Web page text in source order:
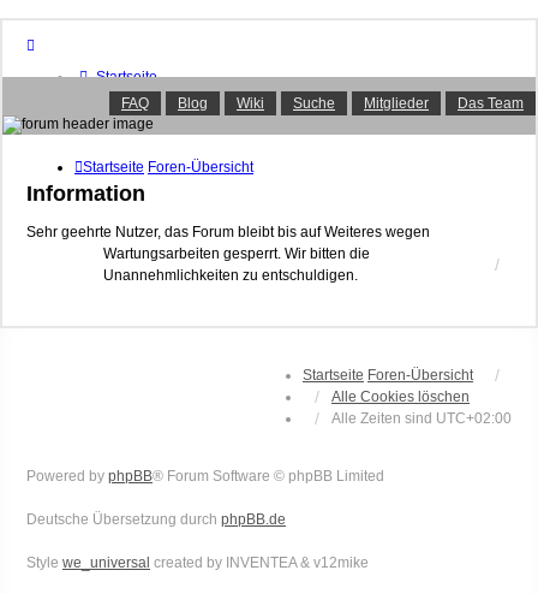
Startseite
Foren-Übersicht
FAQ
Suche
Aktive Themen
Das Team
Anmelden
FAQ Blog Wiki Suche Mitglieder Das Team
Startseite Foren-Übersicht
Information
Sehr geehrte Nutzer, das Forum bleibt bis auf Weiteres wegen
Wartungsarbeiten gesperrt. Wir bitten die
Unannehmlichkeiten zu entschuldigen.
Startseite Foren-Übersicht
Alle Cookies löschen
Alle Zeiten sind UTC+02:00
Powered by phpBB® Forum Software © phpBB Limited
Deutsche Übersetzung durch phpBB.de
Style we_universal created by INVENTEA & v12mike